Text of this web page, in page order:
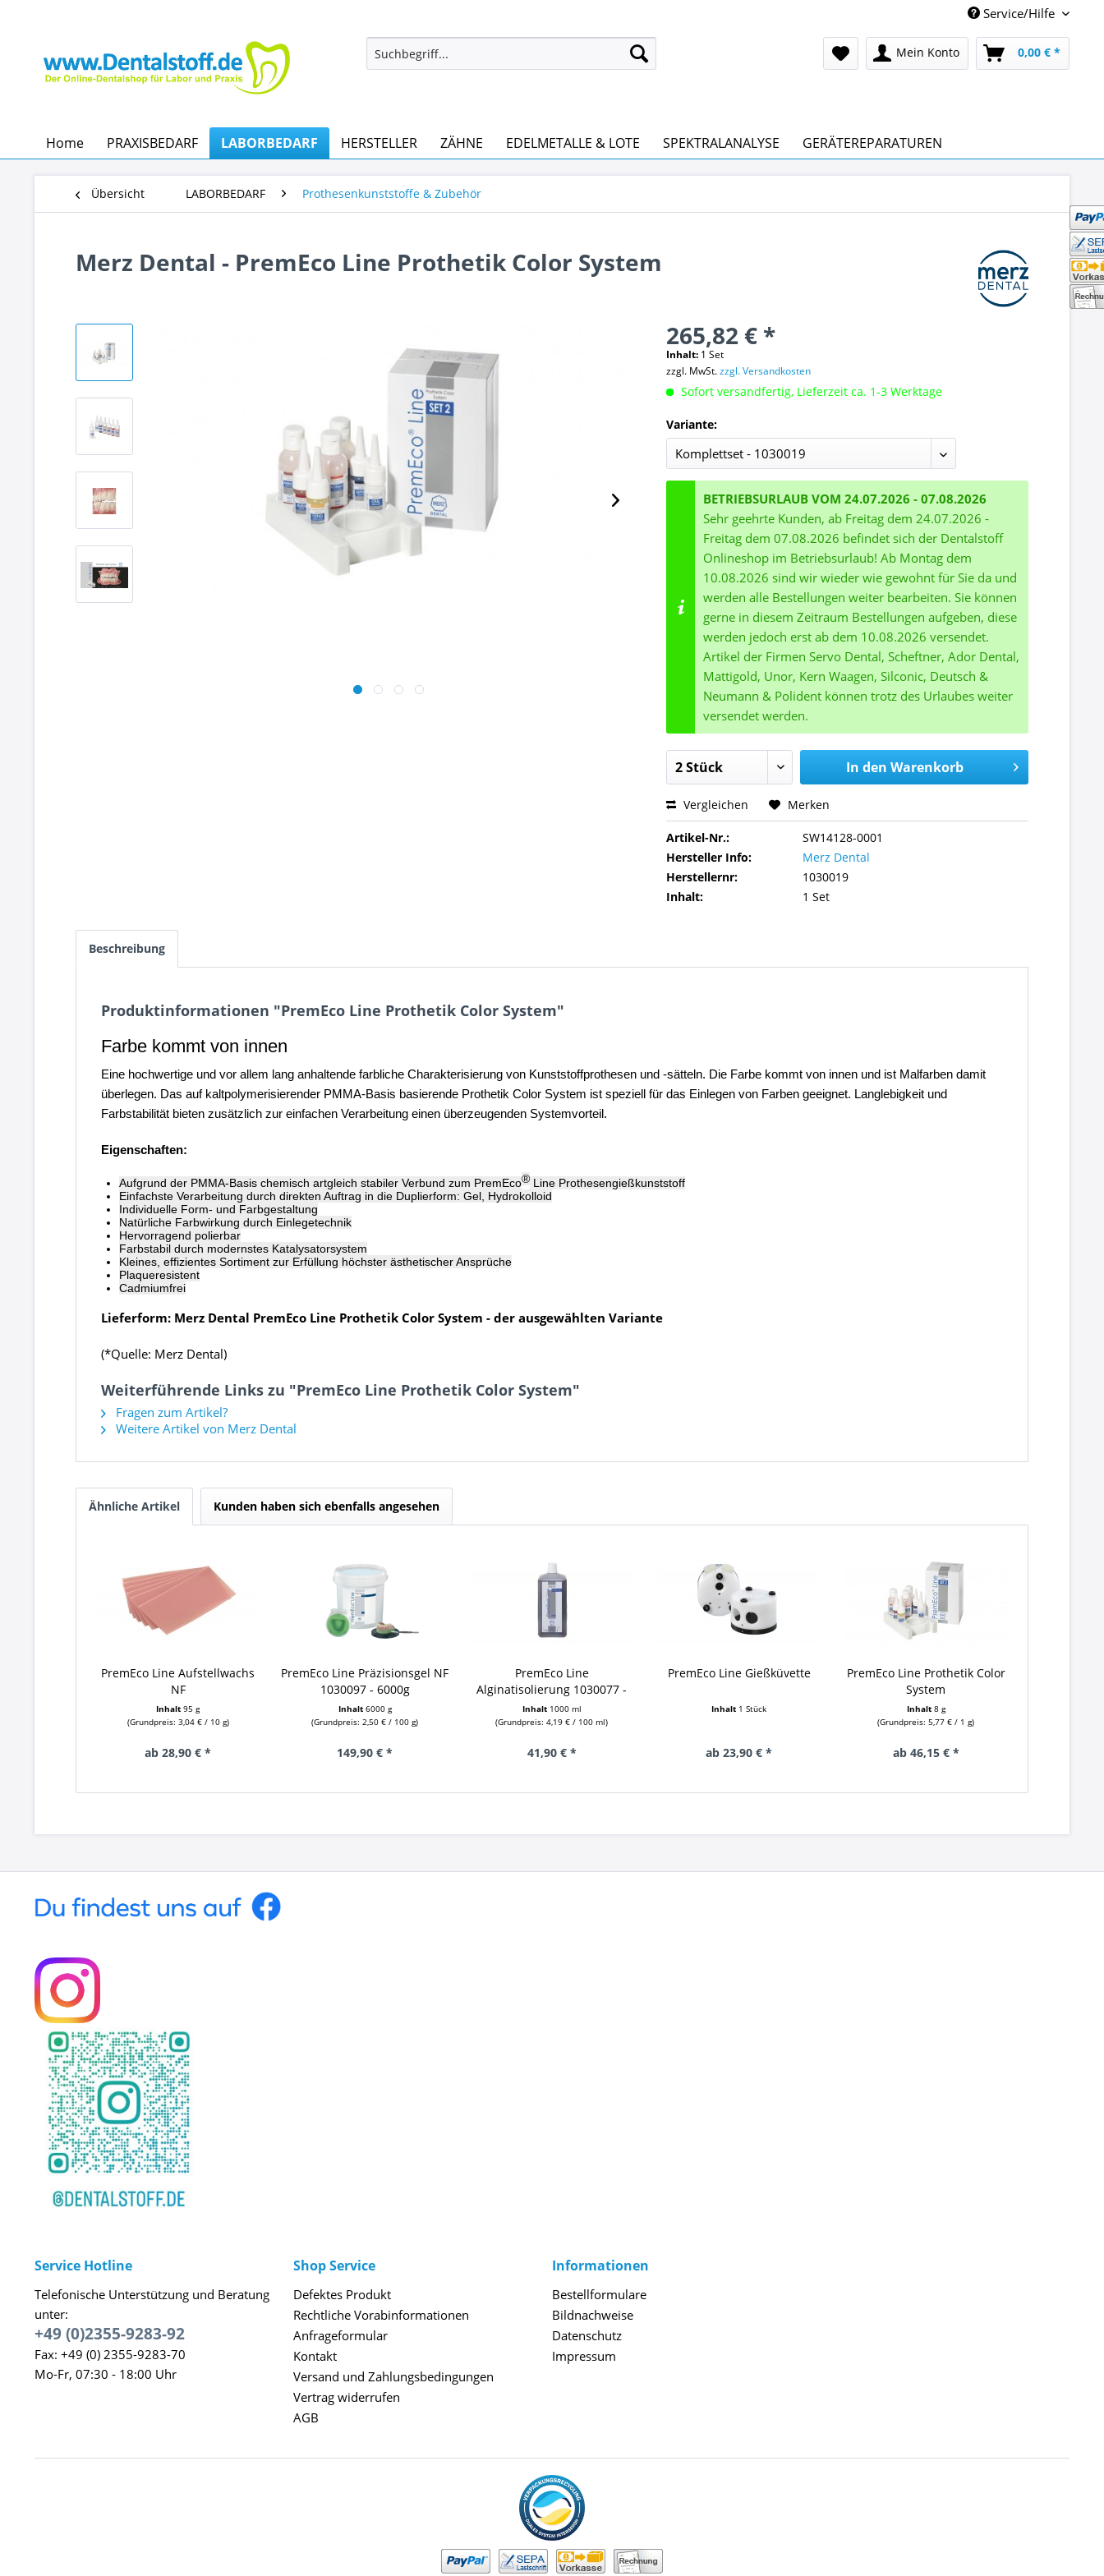
Service/Hilfe
Mein Konto 0,00 € *
Home PRAXISBEDARF LABORBEDARF HERSTELLER ZÄHNE EDELMETALLE & LOTE SPEKTRALANALYSE GERÄTEREPARATUREN
Übersicht LABORBEDARF Prothesenkunststoffe & Zubehör
Merz Dental - PremEco Line Prothetik Color System
265,82 € *
Inhalt: 1 Set
zzgl. MwSt.zzgl. Versandkosten
Sofort versandfertig, Lieferzeit ca. 1-3 Werktage
Variante:
BETRIEBSURLAUB VOM 24.07.2026 - 07.08.2026
Sehr geehrte Kunden, ab Freitag dem 24.07.2026 -
Freitag dem 07.08.2026 befindet sich der Dentalstoff
Onlineshop im Betriebsurlaub! Ab Montag dem
10.08.2026 sind wir wieder wie gewohnt für Sie da und
werden alle Bestellungen weiter bearbeiten. Sie können
gerne in diesem Zeitraum Bestellungen aufgeben, diese
werden jedoch erst ab dem 10.08.2026 versendet.
Artikel der Firmen Servo Dental, Scheftner, Ador Dental,
Mattigold, Unor, Kern Waagen, Silconic, Deutsch &
Neumann & Polident können trotz des Urlaubes weiter
versendet werden.
In den Warenkorb
Vergleichen Merken
Artikel-Nr.:
SW14128-0001
Hersteller Info:
Merz Dental
Herstellernr:
1030019
Inhalt:
1 Set
Beschreibung
Produktinformationen "PremEco Line Prothetik Color System"
Farbe kommt von innen
Eine hochwertige und vor allem lang anhaltende farbliche Charakterisierung von Kunststoffprothesen und -sätteln. Die Farbe kommt von innen und ist Malfarben damit
überlegen. Das auf kaltpolymerisierender PMMA-Basis basierende Prothetik Color System ist speziell für das Einlegen von Farben geeignet. Langlebigkeit und
Farbstabilität bieten zusätzlich zur einfachen Verarbeitung einen überzeugenden Systemvorteil.
Eigenschaften:
Aufgrund der PMMA-Basis chemisch artgleich stabiler Verbund zum PremEco® Line Prothesengießkunststoff
Einfachste Verarbeitung durch direkten Auftrag in die Duplierform: Gel, Hydrokolloid
Individuelle Form- und Farbgestaltung
Natürliche Farbwirkung durch Einlegetechnik
Hervorragend polierbar
Farbstabil durch modernstes Katalysatorsystem
Kleines, effizientes Sortiment zur Erfüllung höchster ästhetischer Ansprüche
Plaqueresistent
Cadmiumfrei
Lieferform: Merz Dental PremEco Line Prothetik Color System - der ausgewählten Variante
(*Quelle: Merz Dental)
Weiterführende Links zu "PremEco Line Prothetik Color System"
Fragen zum Artikel?
Weitere Artikel von Merz Dental
Ähnliche Artikel Kunden haben sich ebenfalls angesehen
PremEco Line Aufstellwachs
NF
Inhalt95 g
(Grundpreis: 3,04 € / 10 g)
ab 28,90 € *
PremEco Line Präzisionsgel NF
1030097 - 6000g
Inhalt 6000 g
(Grundpreis: 2,50 € / 100 g)
149,90 € *
PremEco Line
Alginatisolierung 1030077 -
1000ml
Inhalt 1000 ml
(Grundpreis: 4,19 € / 100 ml)
41,90 € *
PremEco Line Gießküvette
Inhalt 1 Stück
ab 23,90 € *
PremEco Line Prothetik Color
System
Inhalt 8 g
(Grundpreis: 5,77 € / 1 g)
ab 46,15 € *
Service Hotline
Telefonische Unterstützung und Beratung
unter:
+49 (0)2355-9283-92
Fax: +49 (0) 2355-9283-70
Mo-Fr, 07:30 - 18:00 Uhr
Shop Service
Defektes Produkt
Rechtliche Vorabinformationen
Anfrageformular
Kontakt
Versand und Zahlungsbedingungen
Vertrag widerrufen
AGB
Informationen
Bestellformulare
Bildnachweise
Datenschutz
Impressum